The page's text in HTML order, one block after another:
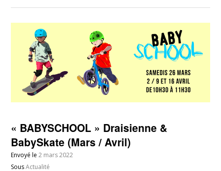
« BABYSCHOOL » Draisienne &
BabySkate (Mars / Avril)
Envoyé le2 mars 2022
SousActualité